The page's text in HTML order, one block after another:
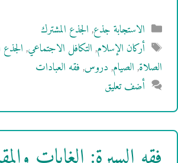
التصنيفات
الاستجابة جذع,الجذع المشترك
الوسوم
أركان الإسلام,التكافل الاجتماعي,الجذع
الصلاة,الصيام,دروس,فقه العبادات
أضف تعليق